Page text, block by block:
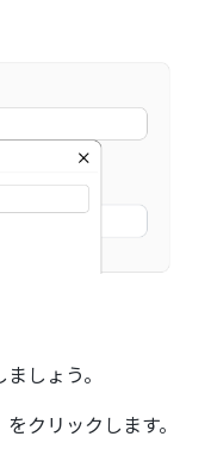
しょう。
クリックします。